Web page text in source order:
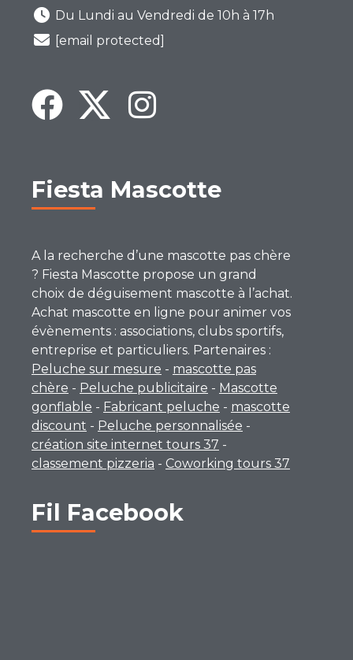
Du Lundi au Vendredi de 10h à 17h
[email protected]
Fiesta Mascotte
A la recherche d’une mascotte pas chère
? Fiesta Mascotte propose un grand
choix de déguisement mascotte à l’achat.
Achat mascotte en ligne pour animer vos
évènements : associations, clubs sportifs,
entreprise et particuliers. Partenaires :
Peluche sur mesure - mascotte pas
chère - Peluche publicitaire - Mascotte
gonflable - Fabricant peluche - mascotte
discount - Peluche personnalisée -
création site internet tours 37 -
classement pizzeria - Coworking tours 37
Fil Facebook